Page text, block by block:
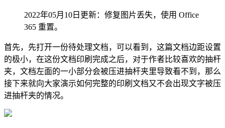
2022年05月10日更新：修复图片丢失，使用 Office
365 重置。
首先，先打开一份待处理文档，可以看到，这篇文档边距设置
的极小，在这份文档印刷完成之后，对于作者比较喜欢的抽杆
夹，文档左面的一小部分会被压进抽杆夹里导致看不到，那么
接下来就向大家演示如何完整的印刷文档又不会出现文字被压
进抽杆夹的情况。